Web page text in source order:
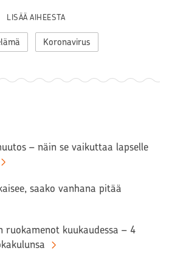
LISÄÄ AIHEESTA
Koronavirus
– näin se vaikuttaa lapselle
saako vanhana pitää
ruokamenot kuukaudessa – 4